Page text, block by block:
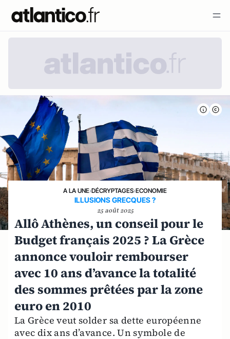
A LA UNE›DÉCRYPTAGES›ECONOMIE
ILLUSIONS GRECQUES ?
25 août 2025
Allô Athènes, un conseil pour le
Budget français 2025 ? La Grèce
annonce vouloir rembourser
avec 10 ans d’avance la totalité
des sommes prêtées par la zone
euro en 2010
La Grèce veut solder sa dette européenne
avec dix ans d’avance. Un symbole de